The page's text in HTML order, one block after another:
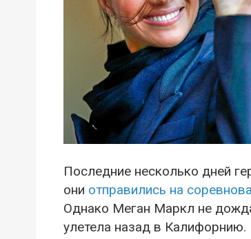
Последние несколько дней
они отправились на
Однако Меган Маркл не
улетела назад в Калифорнию.